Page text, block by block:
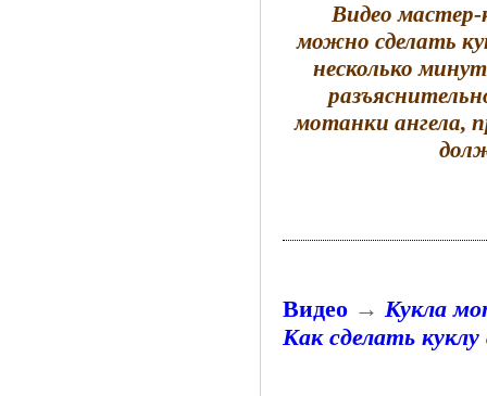
Видео мастер-
можно сделать
несколько
мотанки ангела,
Видео → Кукла
Как сделать